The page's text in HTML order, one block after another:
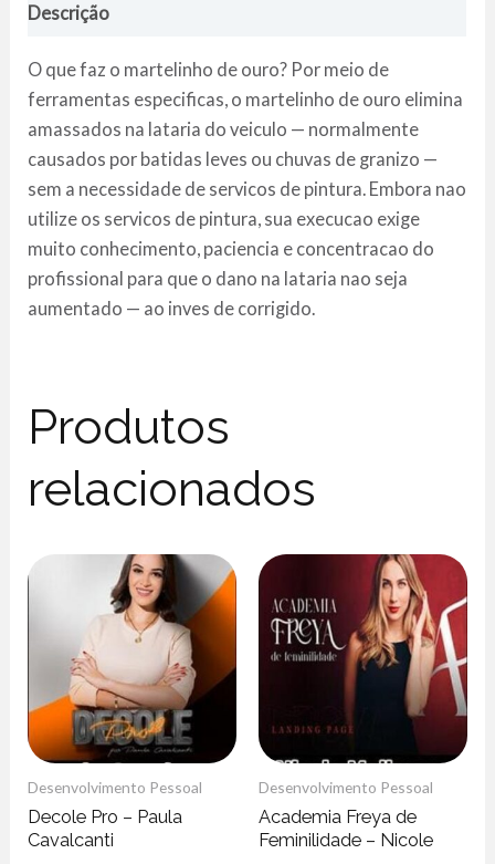
Descrição
O que faz o martelinho de ouro? Por meio de
ferramentas especificas, o martelinho de ouro elimina
amassados na lataria do veiculo — normalmente
causados por batidas leves ou chuvas de granizo —
sem a necessidade de servicos de pintura. Embora nao
utilize os servicos de pintura, sua execucao exige
muito conhecimento, paciencia e concentracao do
profissional para que o dano na lataria nao seja
aumentado — ao inves de corrigido.
Produtos
relacionados
Desenvolvimento Pessoal
Decole Pro – Paula
Cavalcanti
Desenvolvimento Pessoal
Academia Freya de
Feminilidade – Nicole